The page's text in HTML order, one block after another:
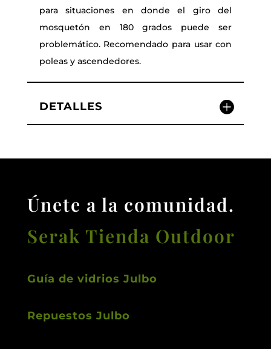
para situaciones en donde el giro del
mosquetón en 180 grados puede ser
problemático. Recomendado para usar con
poleas y ascendedores.
DETALLES
Únete a la comunidad.
Serak Tienda Outdoor
Guía de vidrios Julbo
Repuestos Julbo